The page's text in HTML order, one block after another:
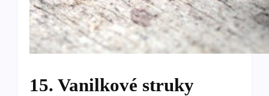
15. Vanilkové struky